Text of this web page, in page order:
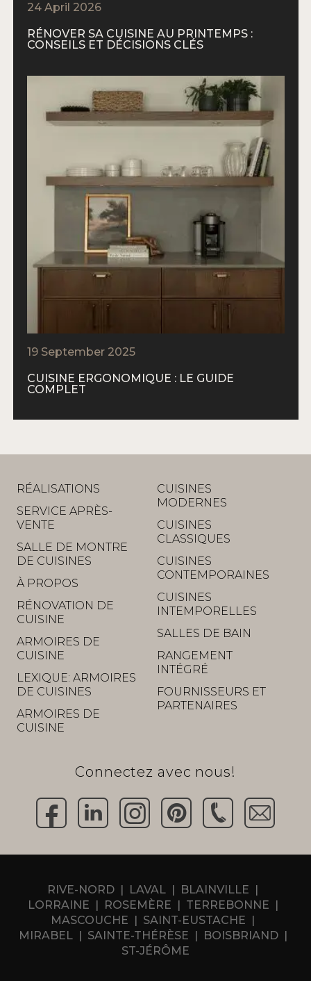
24 April 2026
RÉNOVER SA CUISINE AU PRINTEMPS :
CONSEILS ET DÉCISIONS CLÉS
19 September 2025
CUISINE ERGONOMIQUE : LE GUIDE
COMPLET
RÉALISATIONS
SERVICE APRÈS-
VENTE
SALLE DE MONTRE
DE CUISINES
À PROPOS
RÉNOVATION DE
CUISINE
ARMOIRES DE
CUISINE
LEXIQUE: ARMOIRES
DE CUISINES
ARMOIRES DE
CUISINE
CUISINES
MODERNES
CUISINES
CLASSIQUES
CUISINES
CONTEMPORAINES
CUISINES
INTEMPORELLES
SALLES DE BAIN
RANGEMENT
INTÉGRÉ
FOURNISSEURS ET
PARTENAIRES
Connectez avec nous!
RIVE-NORD LAVAL
BLAINVILLE
LORRAINE
ROSEMÈRE
TERREBONNE
MASCOUCHE
SAINT-EUSTACHE
MIRABEL
SAINTE-THÉRÈSE
BOISBRIAND
ST-JÉRÔME